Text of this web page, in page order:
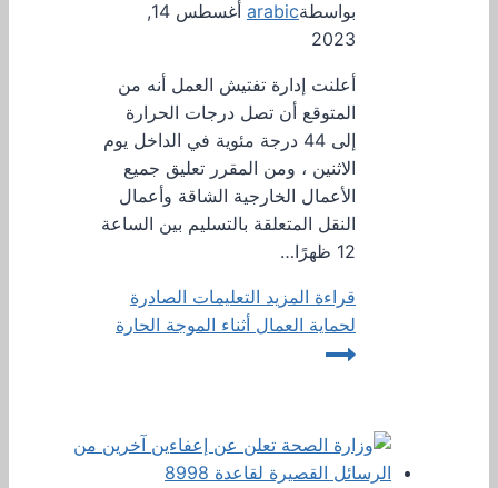
بواسطةarabic
أغسطس 14,
2023
أعلنت إدارة تفتيش العمل أنه من
المتوقع أن تصل درجات الحرارة
إلى 44 درجة مئوية في الداخل يوم
الاثنين ، ومن المقرر تعليق جميع
الأعمال الخارجية الشاقة وأعمال
النقل المتعلقة بالتسليم بين الساعة
12 ظهرًا…
قراءة المزيد التعليمات الصادرة
لحماية العمال أثناء الموجة الحارة